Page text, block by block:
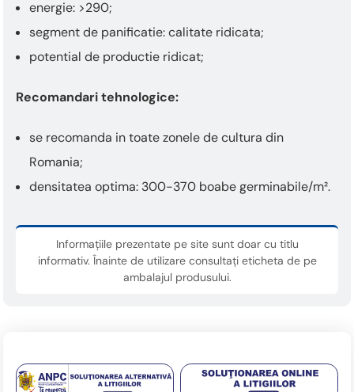
energie: >290;
segment de panificatie: calitate ridicata;
potential de productie ridicat;
Recomandari tehnologice:
se recomanda in toate zonele de cultura din
Romania;
densitatea optima: 300-370 boabe germinabile/m².
Informațiile prezentate pe site sunt doar cu titlu
informativ. Înainte de utilizare consultați eticheta de pe
ambalajul produsului.